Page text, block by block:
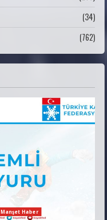
Kurul Üyelerimiz
DUYURUSU
(34)
(762)
Manşet Haber